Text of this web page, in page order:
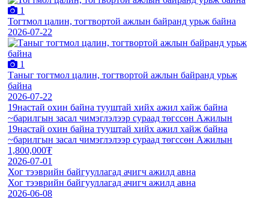
1
Тогтмол цалин, тогтвортой ажлын байранд урьж байна
2026-07-22
1
Таныг тогтмол цалин, тогтвортой ажлын байранд урьж
байна
2026-07-22
19настай охин байна тууштай хийх ажил хайж байна
~барилгын засал чимэглэлээр сураад төгссөн Ажилын
19настай охин байна тууштай хийх ажил хайж байна
~барилгын засал чимэглэлээр сураад төгссөн Ажилын
1,800,000₮
2026-07-01
Хог тээврийн байгууллагад ачигч ажилд авна
Хог тээврийн байгууллагад ачигч ажилд авна
2026-06-08